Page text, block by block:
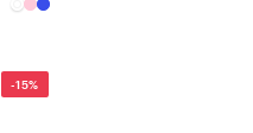
-15%